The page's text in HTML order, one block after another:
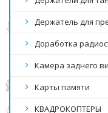
Держатель для
Доработка
Камера заднего
Карты памяти
КВАДРОКОПТЕРЫ